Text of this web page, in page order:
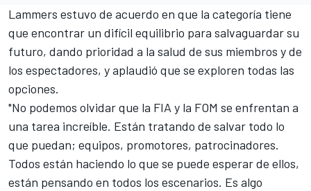
Lammers estuvo de acuerdo en que la categoría tiene
que encontrar un difícil equilibrio para salvaguardar su
futuro, dando prioridad a la salud de sus miembros y de
los espectadores, y aplaudió que se exploren todas las
opciones.
"No podemos olvidar que la FIA y la FOM se enfrentan a
una tarea increíble. Están tratando de salvar todo lo
que puedan; equipos, promotores, patrocinadores.
Todos están haciendo lo que se puede esperar de ellos,
están pensando en todos los escenarios. Es algo